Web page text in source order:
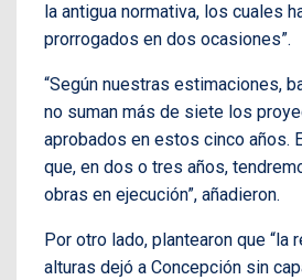
la antigua normativa, los cuales
prorrogados en dos ocasiones”.
“Según nuestras estimaciones,
no suman más de siete los
aprobados en estos cinco años.
que, en dos o tres años,
obras en ejecución”, añadieron.
Por otro lado, plantearon que “la
alturas dejó a Concepción sin